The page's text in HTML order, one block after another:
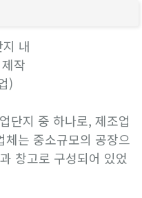
내
작
)
단지 중 하나로, 제조업
는 중소규모의 공장으
창고로 구성되어 있었